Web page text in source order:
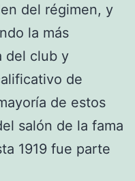
del régimen, y
la más
del club y
de
de estos
salón de la fama
1919 fue parte